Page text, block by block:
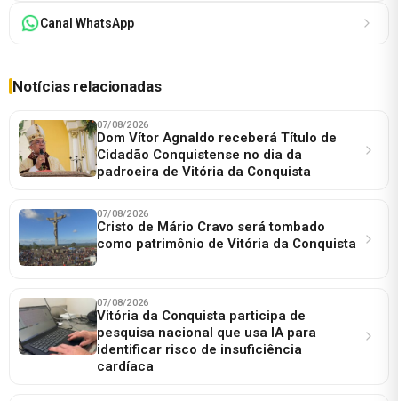
Canal WhatsApp
Notícias relacionadas
07/08/2026
Dom Vítor Agnaldo receberá Título de
Cidadão Conquistense no dia da
padroeira de Vitória da Conquista
07/08/2026
Cristo de Mário Cravo será tombado
como patrimônio de Vitória da Conquista
07/08/2026
Vitória da Conquista participa de
pesquisa nacional que usa IA para
identificar risco de insuficiência
cardíaca